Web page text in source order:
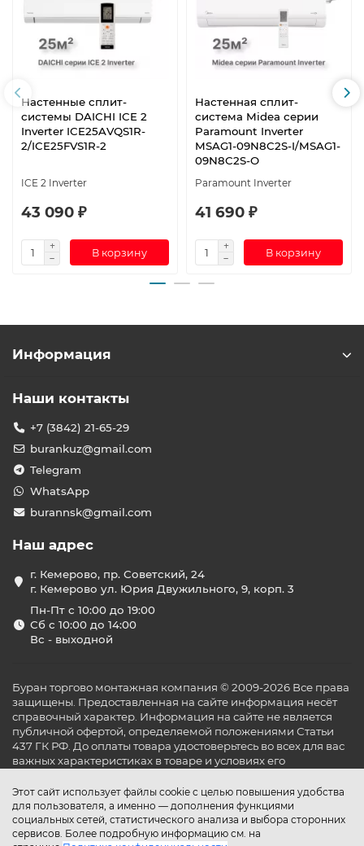
Настенные сплит-
системы DAICHI ICE 2
Inverter ICE25AVQS1R-
2/ICE25FVS1R-2
ICE 2 Inverter
43 090 ₽
В корзину
Настенная сплит-
система Midea серии
Paramount Inverter
MSAG1-09N8C2S-I/MSAG1-
09N8C2S-O
Paramount Inverter
41 690 ₽
В корзину
Этот сайт использует файлы cookie с целью повышения удобства
для пользователя, а именно — дополнения функциями
социальных сетей, статистического анализа и выбора сторонних
сервисов. Более подробную информацию см. на
Информация
Наши контакты
+7 (3842) 21-65-29
burankuz@gmail.com
Telegram
WhatsApp
burannsk@gmail.com
Наш адрес
г. Кемерово, пр. Советский, 24
г. Кемерово ул. Юрия Двужильного, 9, корп. 3
Пн-Пт с 10:00 до 19:00
Сб с 10:00 до 14:00
Вс - выходной
Буран торгово монтажная компания © 2009-2026 Все права
защищены. Предоставленная на сайте информация несёт
справочный характер. Информация на сайте не является
публичной офертой, определяемой положениями Статьи
437 ГК РФ. До оплаты товара удостоверьтесь во всех для вас
важных характеристиках в товаре и условиях его